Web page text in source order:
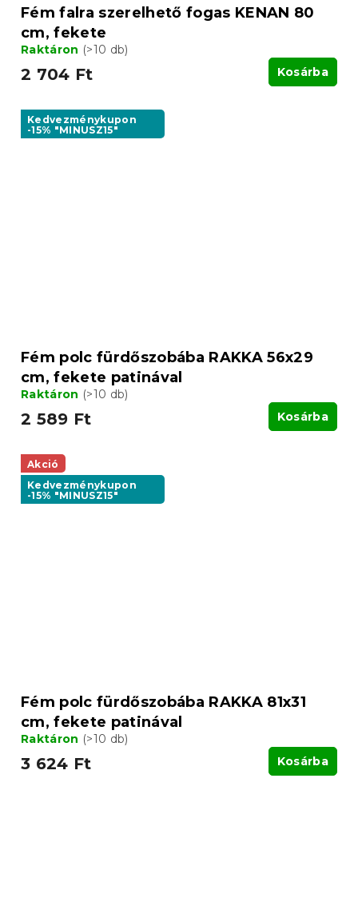
Fém falra szerelhető fogas KENAN 80
cm, fekete
Raktáron (>10 db)
2 704 Ft Kosárba
Kedvezménykupon
-15% "MINUSZ15"
Fém polc fürdőszobába RAKKA 56x29
cm, fekete patinával
Raktáron (>10 db)
2 589 Ft Kosárba
Akció
Kedvezménykupon
-15% "MINUSZ15"
Fém polc fürdőszobába RAKKA 81x31
cm, fekete patinával
Raktáron (>10 db)
3 624 Ft Kosárba